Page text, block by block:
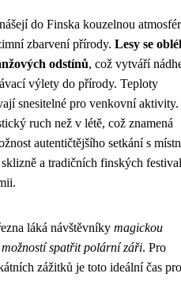
do Finska kouzelnou
zbarvení přírody. Lesy se
odstínů, což vytváří
výlety do přírody. Teploty
snesitelné pro venkovní
ruch než v létě, což znamená
autentičtějšího setkání s
a tradičních finských
láká návštěvníky magickou
spatřit polární záři. Pro
zážitků je toto ideální čas pro